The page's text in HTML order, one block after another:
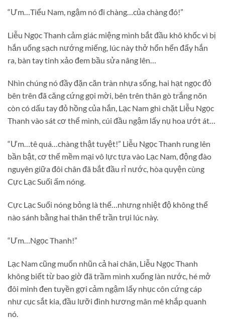
“Ưm…Tiểu Nam, ngậm nó đi chàng…của chàng đó!”
Liễu Ngọc Thanh cảm giác miệng mình bắt đầu khô khốc vì bị
hắn uống sạch nướng miếng, lúc này thở hổn hển đẩy hắn
ra, bàn tay tinh xảo đem bầu sửa nâng lên…
Nhìn chúng nó đầy đặn căn tràn nhựa sống, hai hạt ngọc đỏ
bên trên đã căng cứng gọi mời, bên trên thân gò trắng nõn
còn có dấu tay đỏ hồng của hắn, Lạc Nam ghì chặt Liễu Ngọc
Thanh vào sát cơ thể mình, cúi đầu ngậm lấy nụ hoa ướt át…
“Ưm…tê quá…chàng thật tuyệt!” Liễu Ngọc Thanh rung lên
bần bật, cơ thể mềm mại vô lực tựa vào Lạc Nam, động đào
nguyên giữa đôi chân đã bắt đầu rỉ nước, hòa quyện cùng
Cực Lạc Suối ấm nóng.
Cực Lạc Suối nóng bỏng là thế…nhưng nhiệt độ không thể
nào sánh bằng hai thân thể trần trụi lúc này.
“Ưm…Ngọc Thanh!”
Lạc Nam cũng muốn nhũn cả hai chân, Liễu Ngọc Thanh
không biết từ bao giờ đã trầm mình xuống làn nước, hé mở
đôi minh đen tuyền gợi cảm ngậm lấy nhục côn cứng cáp
như cục sắt kia, đầu lưỡi đinh hương mân mê khắp quanh
nó.